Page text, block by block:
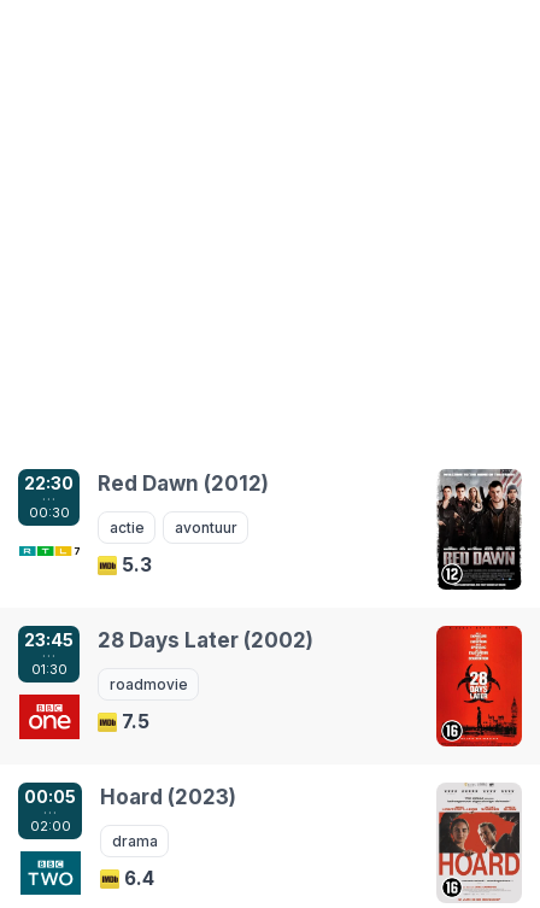
22:30
…
00:30
Red Dawn (2012)
actie avontuur
5.3
23:45
…
01:30
28 Days Later (2002)
roadmovie
7.5
00:05
…
02:00
Hoard (2023)
drama
6.4